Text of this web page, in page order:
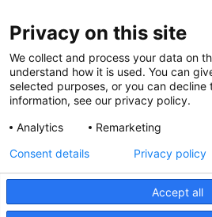
Om oss
Kontakta
© 2026
Privacy on this site
We collect and process your data on
understand how it is used. You can
selected purposes, or you can decline
information, see our privacy policy.
Analytics
Remarketing
Accept all
Consent details Privacy policy